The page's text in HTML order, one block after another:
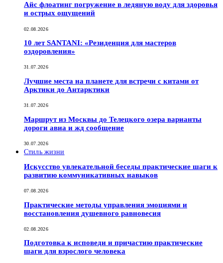
Айс флоатинг погружение в ледяную воду для здоровья
и острых ощущений
02.08.2026
10 лет SANTANI: «Резиденция для мастеров
оздоровления»
31.07.2026
Лучшие места на планете для встречи с китами от
Арктики до Антарктики
31.07.2026
Маршрут из Москвы до Телецкого озера варианты
дороги авиа и жд сообщение
30.07.2026
Стиль жизни
Искусство увлекательной беседы практические шаги к
развитию коммуникативных навыков
07.08.2026
Практические методы управления эмоциями и
восстановления душевного равновесия
02.08.2026
Подготовка к исповеди и причастию практические
шаги для взрослого человека